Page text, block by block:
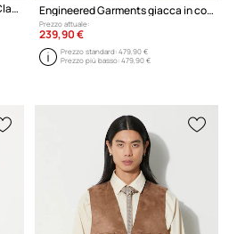
Engineered Garments camicia Classic Shirt Engineered Garments giacca in cotone BDU
Prezzo attuale:
239,90 €
Prezzo standard:479,90 €
Prezzo più basso:479,90 €